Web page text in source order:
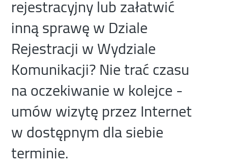
rejestracyjny lub załatwić
inną sprawę w Dziale
Rejestracji w Wydziale
Komunikacji? Nie trać czasu
na oczekiwanie w kolejce -
umów wizytę przez Internet
w dostępnym dla siebie
terminie.